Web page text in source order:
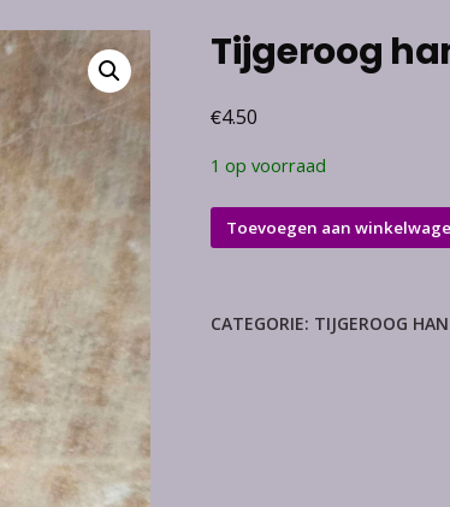
Tijgeroog
€4.50
1 op voorraad
Tijgeroog
hanger
Toevoegen aan
CATEGORIE: TIJGEROOG